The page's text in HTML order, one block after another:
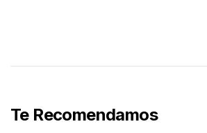
Te Recomendamos